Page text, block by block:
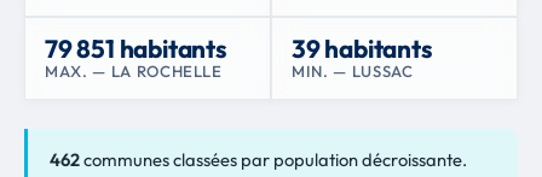
79 851 habitants
MAX. — LA ROCHELLE
39 habitants
MIN. — LUSSAC
462communes classées par population décroissante.